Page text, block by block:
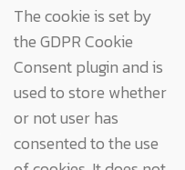
The cookie is set by
the GDPR Cookie
Consent plugin and is
used to store whether
or not user has
consented to the use